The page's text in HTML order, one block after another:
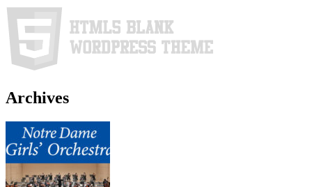
Archives